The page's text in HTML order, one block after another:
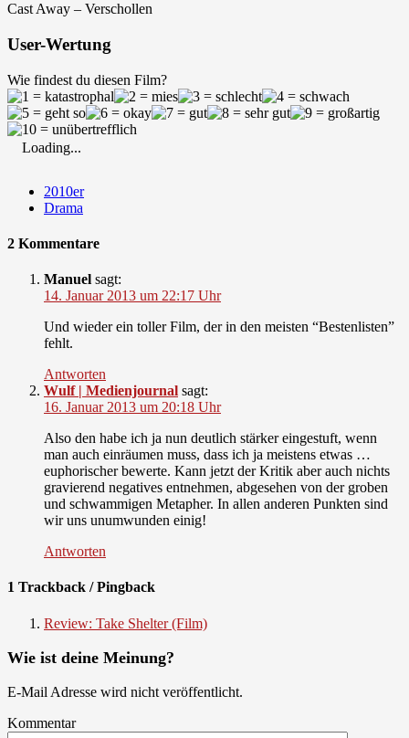
Cast Away – Verschollen
User-Wertung
Wie findest du diesen Film?
Loading...
2010er
Drama
2 Kommentare
Manuel sagt:
14. Januar 2013 um 22:17 Uhr
Und wieder ein toller Film, der in den meisten “Bestenlisten”
fehlt.
Antworten
Wulf | Medienjournal sagt:
16. Januar 2013 um 20:18 Uhr
Also den habe ich ja nun deutlich stärker eingestuft, wenn
man auch einräumen muss, dass ich ja meistens etwas …
euphorischer bewerte. Kann jetzt der Kritik aber auch nichts
gravierend negatives entnehmen, abgesehen von der groben
und schwammigen Metapher. In allen anderen Punkten sind
wir uns unumwunden einig!
Antworten
1 Trackback / Pingback
Review: Take Shelter (Film)
Wie ist deine Meinung?
E-Mail Adresse wird nicht veröffentlicht.
Kommentar